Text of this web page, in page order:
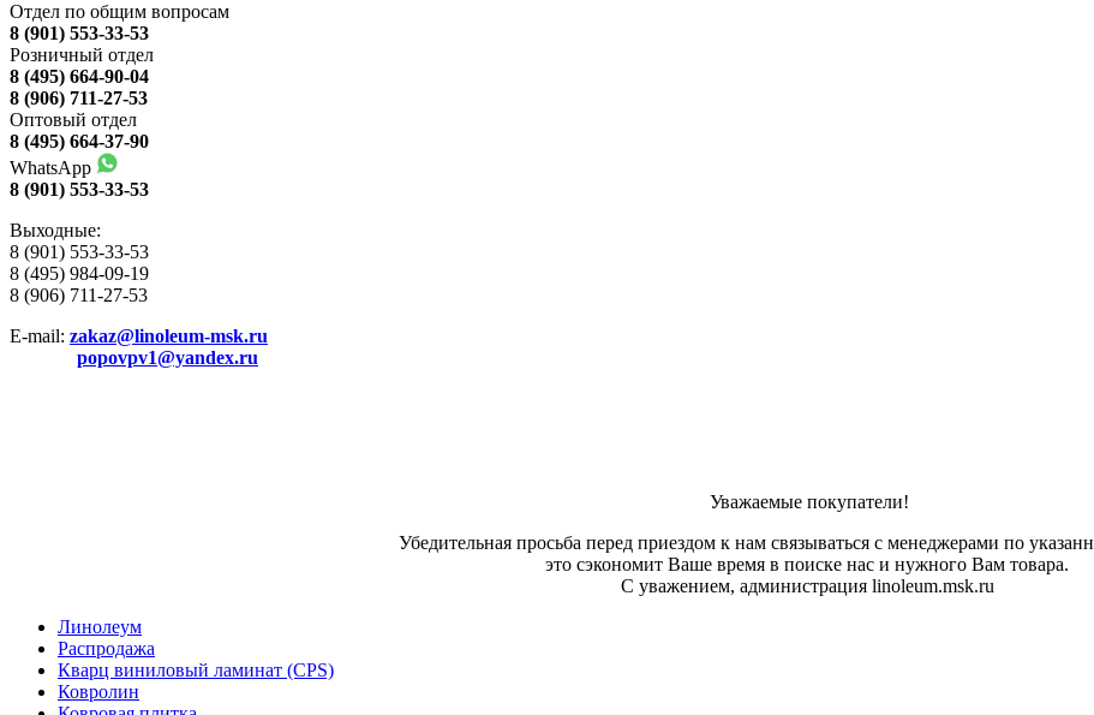
Отдел по общим вопросам
8 (901) 553-33-53
Розничный отдел
8 (495) 664-90-04
8 (906) 711-27-53
Оптовый отдел
8 (495) 664-37-90
WhatsApp
8 (901) 553-33-53
Выходные:
8 (901) 553-33-53
8 (495) 984-09-19
8 (906) 711-27-53
E-mail: zakaz@linoleum-msk.ru
popovpv1@yandex.ru
Уважаемые покупатели!
Убедительная просьба перед приездом к нам связываться с менеджерами по
это сэкономит Ваше время в поиске нас и нужного Вам товара.
С уважением, администрация linoleum.msk.ru
Линолеум
Распродажа
Кварц виниловый ламинат (CPS)
Ковролин